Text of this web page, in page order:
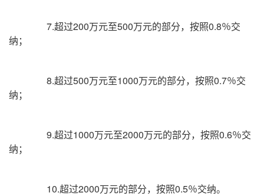
7.超过200万元至500万元的部分，按照0.8％交
纳；
8.超过500万元至1000万元的部分，按照0.7％交
纳；
9.超过1000万元至2000万元的部分，按照0.6％交
纳；
10.超过2000万元的部分，按照0.5％交纳。